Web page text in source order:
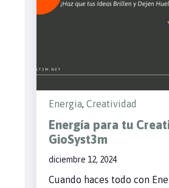
Energia, Creatividad
Energía para tu
GioSyst3m
diciembre 12, 2024
Cuando haces todo con